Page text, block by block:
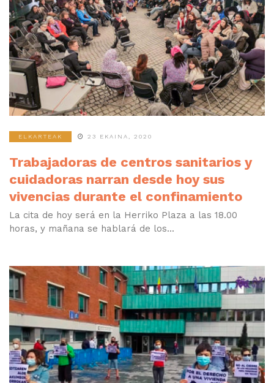
ELKARTEAK 23 EKAINA, 2020
Trabajadoras de centros sanitarios y
cuidadoras narran desde hoy sus
vivencias durante el confinamiento
La cita de hoy será en la Herriko Plaza a las 18.00
horas, y mañana se hablará de los...